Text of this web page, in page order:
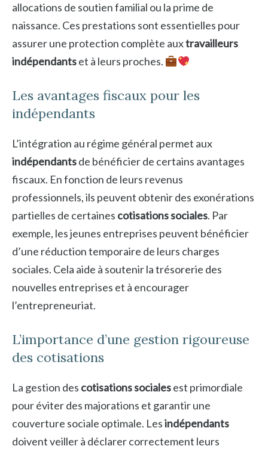
allocations de soutien familial ou la prime de
naissance. Ces prestations sont essentielles pour
assurer une protection complète auxtravailleurs
indépendantset à leurs proches.
Les avantages fiscaux pour les
indépendants
L’intégration au régime général permet aux
indépendantsde bénéficier de certains avantages
fiscaux. En fonction de leurs revenus
professionnels, ils peuvent obtenir des exonérations
partielles de certaines cotisations sociales. Par
exemple, les jeunes entreprises peuvent bénéficier
d’une réduction temporaire de leurs charges
sociales. Cela aide à soutenir la trésorerie des
nouvelles entreprises et à encourager
l’entrepreneuriat.
L’importance d’une gestion rigoureuse
des cotisations
La gestion des cotisations socialesest primordiale
pour éviter des majorations et garantir une
couverture sociale optimale. Lesindépendants
doivent veiller à déclarer correctement leurs